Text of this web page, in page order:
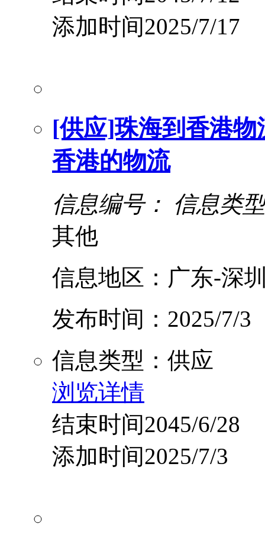
添加时间2025/7/17
[供应]珠海到香港
香港的物流
信息编号： 信息类
其他
信息地区：广东-深
发布时间：2025/7/3
信息类型：供应
浏览详情
结束时间2045/6/28
添加时间2025/7/3